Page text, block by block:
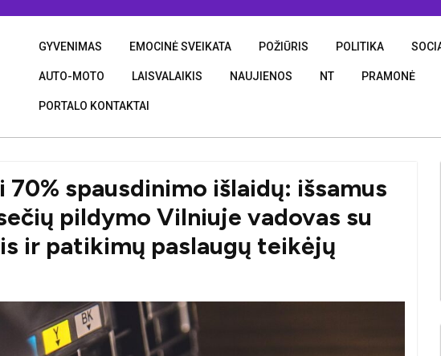
GYVENIMAS EMOCINĖ SVEIKATA POŽIŪRIS POLITIKA
AUTO-MOTO LAISVALAIKIS NAUJIENOS NT PRAMONĖ
PORTALO KONTAKTAI
spausdinimo išlaidų: išsamus
pildymo Vilniuje vadovas su
ir patikimų paslaugų teikėjų